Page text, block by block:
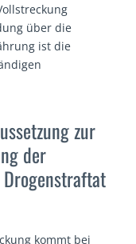
über die
ist die
zur
der
kommt bei